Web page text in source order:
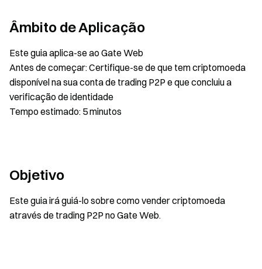
Âmbito de Aplicação
Este guia aplica-se ao Gate Web
Antes de começar: Certifique-se de que tem criptomoeda
disponível na sua conta de trading P2P e que concluiu a
verificação de identidade
Tempo estimado: 5 minutos
Objetivo
Este guia irá guiá-lo sobre como vender criptomoeda
através de trading P2P no Gate Web.